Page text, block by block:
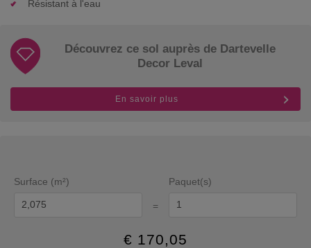
Résistant à l'eau
Découvrez ce sol auprès de Dartevelle
Decor Leval
En savoir plus
Surface (m²)
=
Paquet(s)
€ 170,05